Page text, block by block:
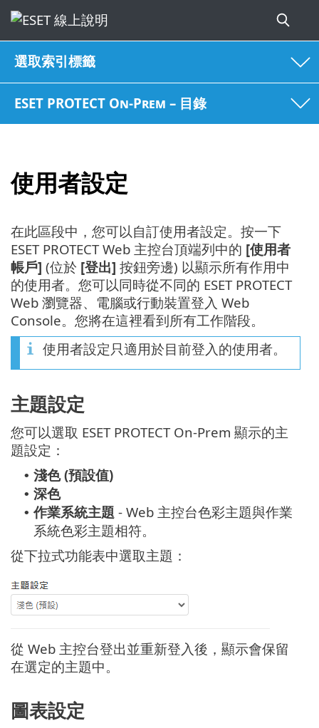
選取索引標籤
ESET PROTECT On-Prem – 目錄
使用者設定
在此區段中，您可以自訂使用者設定。按一下
ESET PROTECT Web 主控台頂端列中的 [使用者
帳戶] (位於 [登出] 按鈕旁邊) 以顯示所有作用中
的使用者。您可以同時從不同的 ESET PROTECT
Web 瀏覽器、電腦或行動裝置登入 Web
Console。您將在這裡看到所有工作階段。
使用者設定只適用於目前登入的使用者。
主題設定
您可以選取 ESET PROTECT On-Prem 顯示的主
題設定：
• 淺色 (預設值)
• 深色
• 作業系統主題 - Web 主控台色彩主題與作業
系統色彩主題相符。
從下拉式功能表中選取主題：
從 Web 主控台登出並重新登入後，顯示會保留
在選定的主題中。
圖表設定